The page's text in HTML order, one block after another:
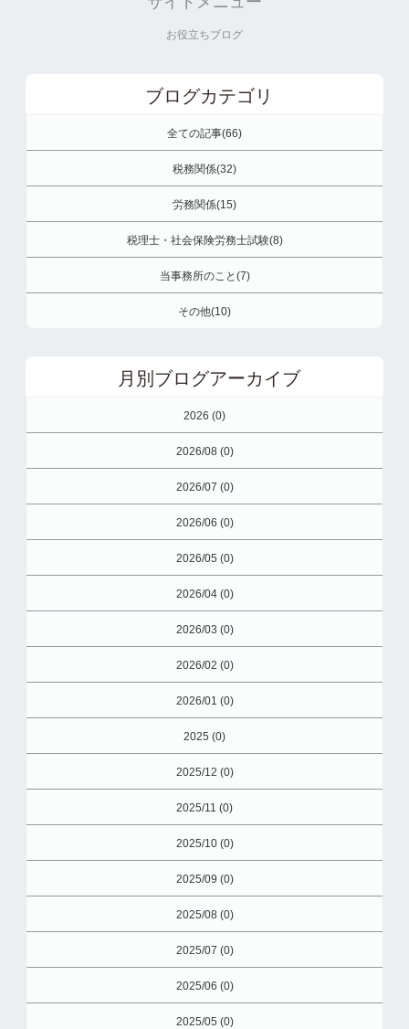
お役立ちブログ
ブログカテゴリ
全ての記事(66)
税務関係(32)
労務関係(15)
税理士・社会保険労務士試験(8)
当事務所のこと(7)
その他(10)
月別ブログアーカイブ
2026 (0)
2026/08 (0)
2026/07 (0)
2026/06 (0)
2026/05 (0)
2026/04 (0)
2026/03 (0)
2026/02 (0)
2026/01 (0)
2025 (0)
2025/12 (0)
2025/11 (0)
2025/10 (0)
2025/09 (0)
2025/08 (0)
2025/07 (0)
2025/06 (0)
2025/05 (0)